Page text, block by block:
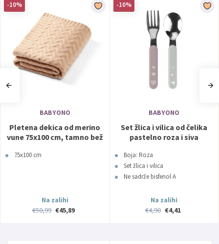
-10%
BABYONO
Pletena dekica od merino
vune 75x100 cm, tamno bež
75x100 cm
Na zalihi
€50,99 €45,89
-10%
BABYONO
Set žlica i vilica od čelika
pastelno roza i siva
Boja: Roza
Set žlica i vilica
Ne sadrže bisfenol A
Na zalihi
€4,90 €4,41